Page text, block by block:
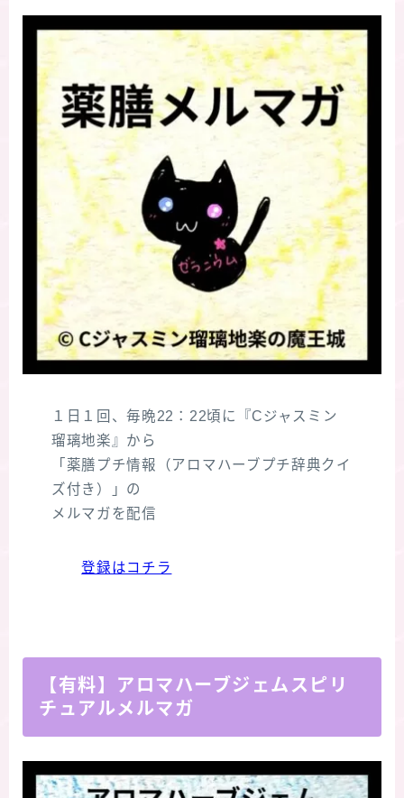
１日１回、毎晩22：22頃に『Cジャスミン
瑠璃地楽』から
「薬膳プチ情報（アロマハーブプチ辞典クイ
ズ付き）」の
メルマガを配信
登録はコチラ
【有料】アロマハーブジェムスピリ
チュアルメルマガ